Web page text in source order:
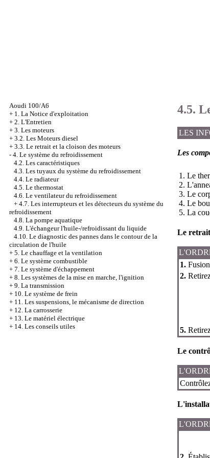
Aoudi 100/A6
+ 1. La Notice d'exploitation
+ 2. L'Entretien
+ 3. Les moteurs
+ 3.2. Les Moteurs diesel
+ 3.3. Le retrait et la cloison des moteurs
- 4. Le système du refroidissement
4.2. Les caractéristiques
4.3. Les tuyaux du système du refroidissement
4.4. Le radiateur
4.5. Le thermostat
4.6. Le ventilateur du refroidissement
+ 4.7. Les interrupteurs et les détecteurs du système du
refroidissement
4.8. La pompe aquatique
4.9. L'échangeur l'huile-/refroidissant du liquide
4.10. Le diagnostic des pannes dans le contour de la
circulation de l'huile
+ 5. Le chauffage et la ventilation
+ 6. Le système combustible
+ 7. Le système d'échappement
+ 8. Les systèmes de la mise en marche, l'ignition
+ 9. La transmission
+ 10. Le système de frein
+ 11. Les suspensions, le mécanisme de direction
+ 12. La carrosserie
+ 13. Le matériel électrique
+ 14. Les conseils utiles
4.5.
LES
Les
1. Le
2.
3. Le
4. Le
5. La
Le retrait
1.
2.
5.
Le